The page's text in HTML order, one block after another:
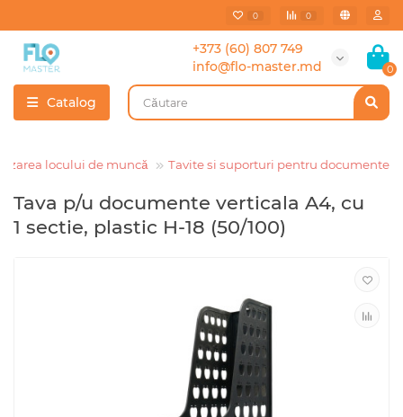
0 0
+373 (60) 807 749
info@flo-master.md
0
Catalog
locului de muncă Tavite si suporturi pentru documente
Tava p/u documente verticala A4, cu
1 sectie, plastic H-18 (50/100)